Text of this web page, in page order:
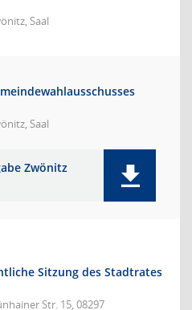
Saal
Saal
Zwönitz
Sitzung des Stadtrates
Str. 15, 08297